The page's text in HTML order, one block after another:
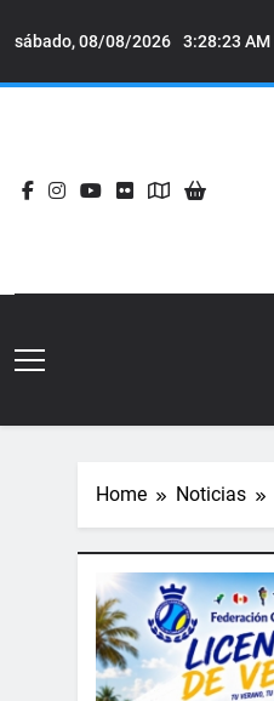
tosábado, 08/08/2026 3:28:24 AM
Home Noticias